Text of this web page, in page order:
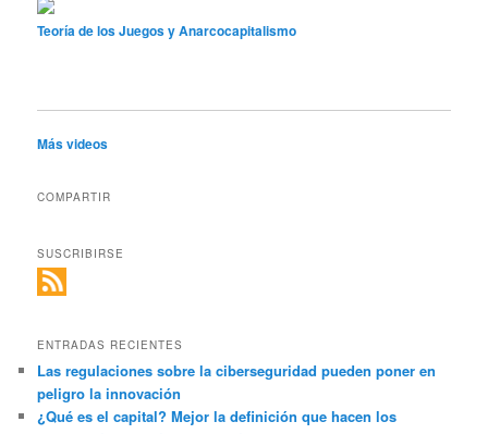
Teoría de los Juegos y Anarcocapitalismo
Más videos
COMPARTIR
SUSCRIBIRSE
ENTRADAS RECIENTES
Las regulaciones sobre la ciberseguridad pueden poner en
peligro la innovación
¿Qué es el capital? Mejor la definición que hacen los